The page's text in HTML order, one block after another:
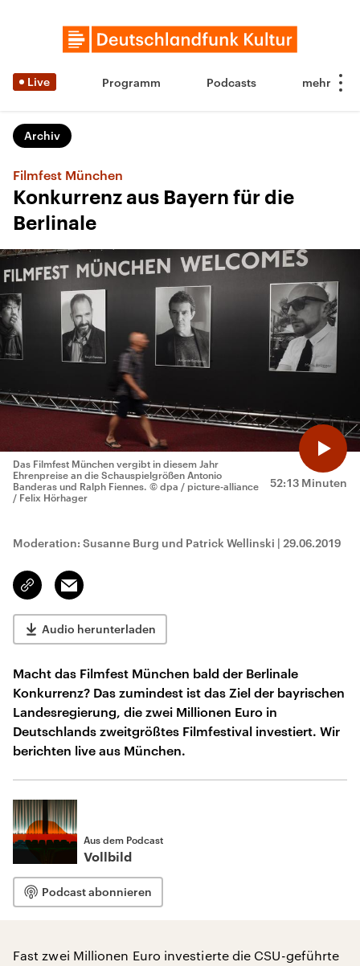
Live Programm Podcasts
Archiv
Filmfest München
Konkurrenz aus Bayern für die
Berlinale
52:13 Minuten
Das Filmfest München vergibt in diesem Jahr
Ehrenpreise an die Schauspielgrößen Antonio
Banderas und Ralph Fiennes. © dpa / picture-alliance
/ Felix Hörhager
Moderation: Susanne Burg und Patrick Wellinski | 29.06.2019
Link
kopieren/teilen
Email
Audio herunterladen
Macht das Filmfest München bald der Berlinale
Konkurrenz? Das zumindest ist das Ziel der bayrischen
Landesregierung, die zwei Millionen Euro in
Deutschlands zweitgrößtes Filmfestival investiert. Wir
berichten live aus München.
Aus dem Podcast
Vollbild
Podcast abonnieren
Fast zwei Millionen Euro investierte die CSU-geführte